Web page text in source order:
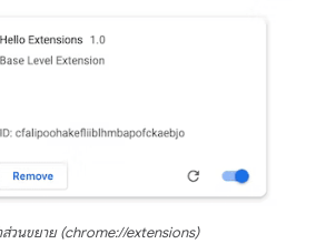
ส่วนขยาย (chrome://extensions)